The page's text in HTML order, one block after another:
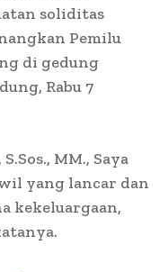
soliditas
Pemilu
di gedung
Rabu 7
MM., Saya
yang lancar dan
kekeluargaan,